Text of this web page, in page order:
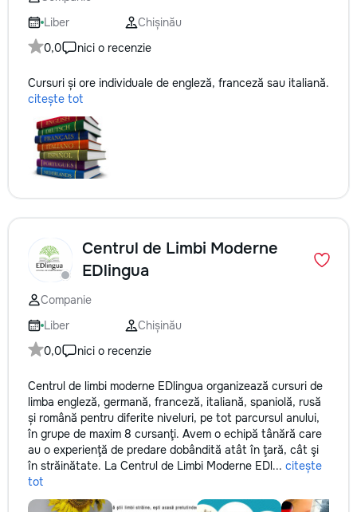
Liber
Chișinău
0,0
nici o recenzie
Cursuri și ore individuale de engleză, franceză sau italiană.
citește tot
Centrul de Limbi Moderne
EDlingua
Companie
Liber
Chișinău
0,0
nici o recenzie
Centrul de limbi moderne EDlingua organizează cursuri de
limba engleză, germană, franceză, italiană, spaniolă, rusă
și română pentru diferite niveluri, pe tot parcursul anului,
în grupe de maxim 8 cursanţi. Avem o echipă tânără care
au o experienţă de predare dobândită atât în ţară, cât şi
în străinătate. La Centrul de Limbi Moderne EDl... citește
tot